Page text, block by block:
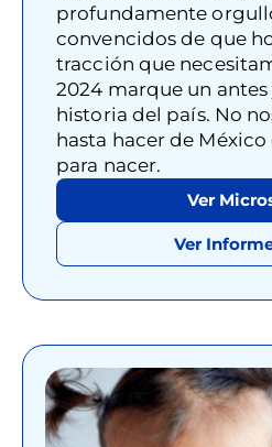
profundamente
convencidos de que
tracción que
2024 marque un antes
historia del país. No
hasta hacer de
para nacer.
Ver
Ver